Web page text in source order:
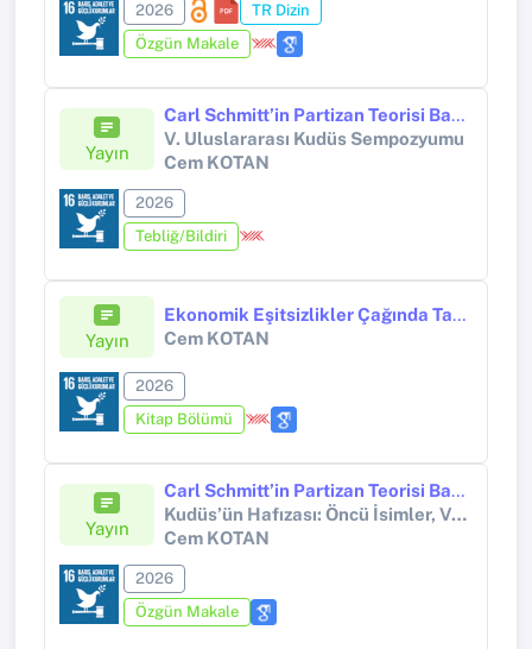
2026
TR Dizin
Özgün Makale
Yayın
Carl Schmitt’in Partizan Teorisi Bağlamında Gazze Direnişi: Hafıza, Toprak ve Kimlik
V. Uluslararası Kudüs Sempozyumu
Cem KOTAN
2026
Tebliğ/Bildiri
Yayın
Ekonomik Eşitsizlikler Çağında Tanınma Mücadeleleri: Kimlik, Adalet ve Yeniden Dağıtım
Cem KOTAN
2026
Kitap Bölümü
Yayın
Carl Schmitt’in Partizan Teorisi Bağlamında Gazze Direnişi: Hafıza, Toprak ve Kimlik
Kudüs’ün Hafızası: Öncü İsimler, Vakıflar ve Kurumlar (V. Uluslararası Kudüs Sempozyumu)
Cem KOTAN
2026
Özgün Makale